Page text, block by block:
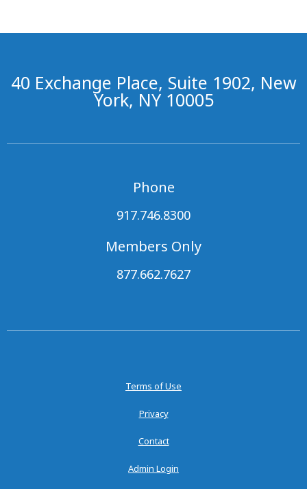
40 Exchange Place, Suite 1902, New
York, NY 10005
Phone
917.746.8300
Members Only
877.662.7627
Terms of Use
Privacy
Contact
Admin Login